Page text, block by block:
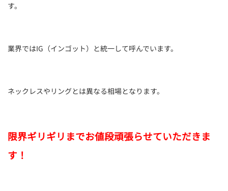
す。
業界ではIG（インゴット）と統一して呼んでいます。
ネックレスやリングとは異なる相場となります。
限界ギリギリまでお値段頑張らせていただきま
す！